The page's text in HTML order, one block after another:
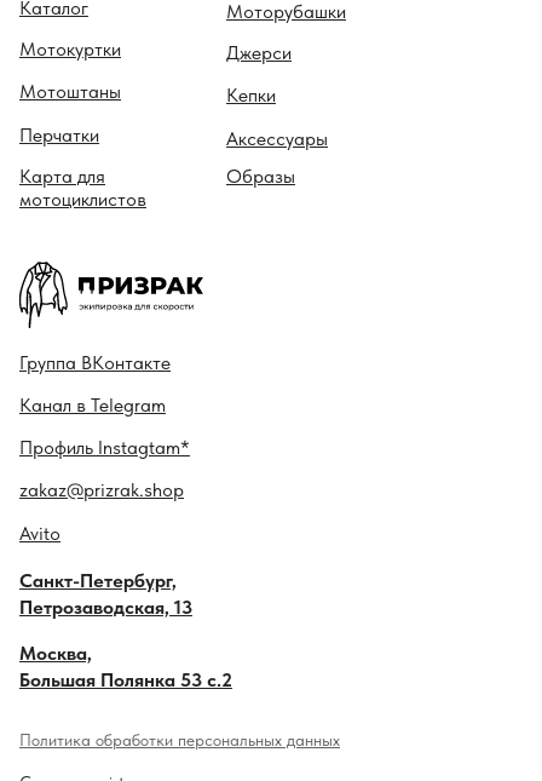
Политика обработки персональных данных
Каталог
Мотокуртки
Мотоштаны
Перчатки
Карта для
мотоциклистов
Моторубашки
Образы
Джерси
Кепки
Аксессуары
Канал в Telegram
Профиль Instagtam*
Гру ппа ВКонтакте
zakaz@prizrak.shop
Москва,
Большая Полянка 53 с.2
Санкт-Петербург,
Петрозаводская, 13
Avito